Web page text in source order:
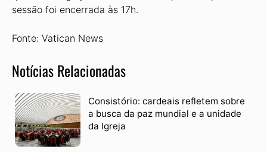
sessão foi encerrada às 17h.
Fonte: Vatican News
Notícias Relacionadas
Consistório: cardeais refletem sobre
a busca da paz mundial e a unidade
da Igreja